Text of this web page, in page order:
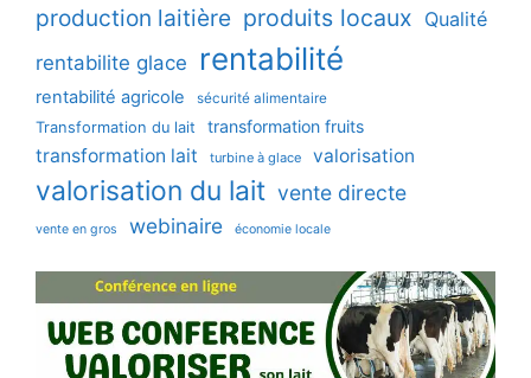
production laitière produits locaux Qualité
rentabilite glace
rentabilité
rentabilité agricole sécurité alimentaire
Transformation du lait transformation fruits
transformation lait turbine à glace valorisation
valorisation du lait vente directe
vente en gros webinaire économie locale